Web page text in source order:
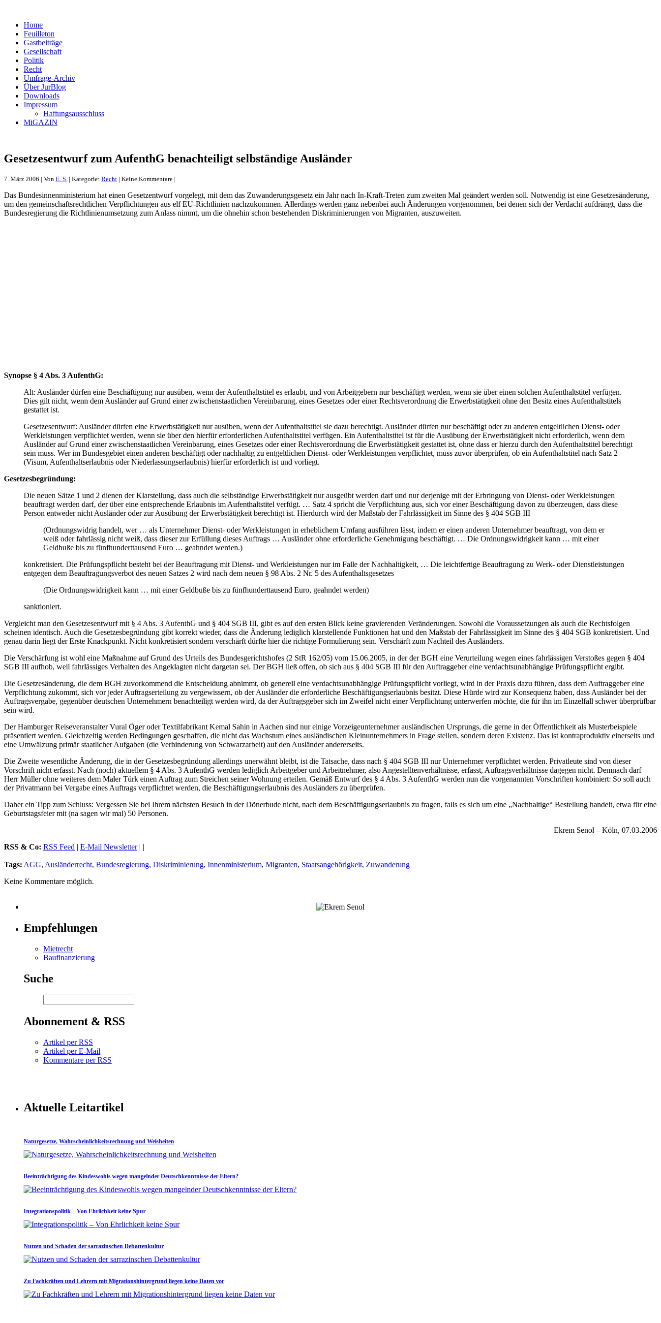
Home
Feuilleton
Gastbeiträge
Gesellschaft
Politik
Recht
Umfrage-Archiv
Über JurBlog
Downloads
Impressum
Haftungsausschluss
MiGAZIN
Gesetzesentwurf zum AufenthG benachteiligt selbständige Ausländer
7. März 2006 | Von E. S. | Kategorie: Recht | Keine Kommentare |
Das Bundesinnenministerium hat einen Gesetzentwurf vorgelegt, mit dem das Zuwanderungsgesetz ein Jahr nach In-Kraft-Treten zum zweiten Mal geändert werden soll. Notwendig ist eine Gesetzesänderung,
um den gemeinschaftsrechtlichen Verpflichtungen aus elf EU-Richtlinien nachzukommen. Allerdings werden ganz nebenbei auch Änderungen vorgenommen, bei denen sich der Verdacht aufdrängt, dass die
Bundesregierung die Richtlinienumsetzung zum Anlass nimmt, um die ohnehin schon bestehenden Diskriminierungen von Migranten, auszuweiten.
Synopse § 4 Abs. 3 AufenthG:
Alt: Ausländer dürfen eine Beschäftigung nur ausüben, wenn der Aufenthaltstitel es erlaubt, und von Arbeitgebern nur beschäftigt werden, wenn sie über einen solchen Aufenthaltstitel verfügen.
Dies gilt nicht, wenn dem Ausländer auf Grund einer zwischenstaatlichen Vereinbarung, eines Gesetzes oder einer Rechtsverordnung die Erwerbstätigkeit ohne den Besitz eines Aufenthaltstitels
gestattet ist.
Gesetzesentwurf: Ausländer dürfen eine Erwerbstätigkeit nur ausüben, wenn der Aufenthaltstitel sie dazu berechtigt. Ausländer dürfen nur beschäftigt oder zu anderen entgeltlichen Dienst- oder
Werkleistungen verpflichtet werden, wenn sie über den hierfür erforderlichen Aufenthaltstitel verfügen. Ein Aufenthaltstitel ist für die Ausübung der Erwerbstätigkeit nicht erforderlich, wenn dem
Ausländer auf Grund einer zwischenstaatlichen Vereinbarung, eines Gesetzes oder einer Rechtsverordnung die Erwerbstätigkeit gestattet ist, ohne dass er hierzu durch den Aufenthaltstitel berechtigt
sein muss. Wer im Bundesgebiet einen anderen beschäftigt oder nachhaltig zu entgeltlichen Dienst- oder Werkleistungen verpflichtet, muss zuvor überprüfen, ob ein Aufenthaltstitel nach Satz 2
(Visum, Aufenthaltserlaubnis oder Niederlassungserlaubnis) hierfür erforderlich ist und vorliegt.
Gesetzesbegründung:
Die neuen Sätze 1 und 2 dienen der Klarstellung, dass auch die selbständige Erwerbstätigkeit nur ausgeübt werden darf und nur derjenige mit der Erbringung von Dienst- oder Werkleistungen
beauftragt werden darf, der über eine entsprechende Erlaubnis im Aufenthaltstitel verfügt. … Satz 4 spricht die Verpflichtung aus, sich vor einer Beschäftigung davon zu überzeugen, dass diese
Person entweder nicht Ausländer oder zur Ausübung der Erwerbstätigkeit berechtigt ist. Hierdurch wird der Maßstab der Fahrlässigkeit im Sinne des § 404 SGB III
(Ordnungswidrig handelt, wer … als Unternehmer Dienst- oder Werkleistungen in erheblichem Umfang ausführen lässt, indem er einen anderen Unternehmer beauftragt, von dem er
weiß oder fahrlässig nicht weiß, dass dieser zur Erfüllung dieses Auftrags … Ausländer ohne erforderliche Genehmigung beschäftigt. … Die Ordnungswidrigkeit kann … mit einer
Geldbuße bis zu fünfhunderttausend Euro … geahndet werden.)
konkretisiert. Die Prüfungspflicht besteht bei der Beauftragung mit Dienst- und Werkleistungen nur im Falle der Nachhaltigkeit, … Die leichtfertige Beauftragung zu Werk- oder Dienstleistungen
entgegen dem Beauftragungsverbot des neuen Satzes 2 wird nach dem neuen § 98 Abs. 2 Nr. 5 des Aufenthaltsgesetzes
(Die Ordnungswidrigkeit kann … mit einer Geldbuße bis zu fünfhunderttausend Euro, geahndet werden)
sanktioniert.
Vergleicht man den Gesetzesentwurf mit § 4 Abs. 3 AufenthG und § 404 SGB III, gibt es auf den ersten Blick keine gravierenden Veränderungen. Sowohl die Voraussetzungen als auch die Rechtsfolgen
scheinen identisch. Auch die Gesetzesbegründung gibt korrekt wieder, dass die Änderung lediglich klarstellende Funktionen hat und den Maßstab der Fahrlässigkeit im Sinne des § 404 SGB konkretisiert. Und
genau darin liegt der Erste Knackpunkt. Nicht konkretisiert sondern verschärft dürfte hier die richtige Formulierung sein. Verschärft zum Nachteil des Ausländers.
Die Verschärfung ist wohl eine Maßnahme auf Grund des Urteils des Bundesgerichtshofes (2 StR 162/05) vom 15.06.2005, in der der BGH eine Verurteilung wegen eines fahrlässigen Verstoßes gegen § 404
SGB III aufhob, weil fahrlässiges Verhalten des Angeklagten nicht dargetan sei. Der BGH ließ offen, ob sich aus § 404 SGB III für den Auftraggeber eine verdachtsunabhängige Prüfungspflicht ergibt.
Die Gesetzesänderung, die dem BGH zuvorkommend die Entscheidung abnimmt, ob generell eine verdachtsunabhängige Prüfungspflicht vorliegt, wird in der Praxis dazu führen, dass dem Auftraggeber eine
Verpflichtung zukommt, sich vor jeder Auftragserteilung zu vergewissern, ob der Ausländer die erforderliche Beschäftigungserlaubnis besitzt. Diese Hürde wird zur Konsequenz haben, dass Ausländer bei der
Auftragsvergabe, gegenüber deutschen Unternehmern benachteiligt werden wird, da der Auftragsgeber sich im Zweifel nicht einer Verpflichtung unterwerfen möchte, die für ihn im Einzelfall schwer überprüfbar
sein wird.
Der Hamburger Reiseveranstalter Vural Öger oder Textilfabrikant Kemal Sahin in Aachen sind nur einige Vorzeigeunternehmer ausländischen Ursprungs, die gerne in der Öffentlichkeit als Musterbeispiele
präsentiert werden. Gleichzeitig werden Bedingungen geschaffen, die nicht das Wachstum eines ausländischen Kleinunternehmers in Frage stellen, sondern deren Existenz. Das ist kontraproduktiv einerseits und
eine Umwälzung primär staatlicher Aufgaben (die Verhinderung von Schwarzarbeit) auf den Ausländer andererseits.
Die Zweite wesentliche Änderung, die in der Gesetzesbegründung allerdings unerwähnt bleibt, ist die Tatsache, dass nach § 404 SGB III nur Unternehmer verpflichtet werden. Privatleute sind von dieser
Vorschrift nicht erfasst. Nach (noch) aktuellem § 4 Abs. 3 AufenthG werden lediglich Arbeitgeber und Arbeitnehmer, also Angestelltenverhältnisse, erfasst, Auftragsverhältnisse dagegen nicht. Demnach darf
Herr Müller ohne weiteres dem Maler Türk einen Auftrag zum Streichen seiner Wohnung erteilen. Gemäß Entwurf des § 4 Abs. 3 AufenthG werden nun die vorgenannten Vorschriften kombiniert: So soll auch
der Privatmann bei Vergabe eines Auftrags verpflichtet werden, die Beschäftigungserlaubnis des Ausländers zu überprüfen.
Daher ein Tipp zum Schluss: Vergessen Sie bei Ihrem nächsten Besuch in der Dönerbude nicht, nach dem Beschäftigungserlaubnis zu fragen, falls es sich um eine „Nachhaltige“ Bestellung handelt, etwa für eine
Geburtstagsfeier mit (na sagen wir mal) 50 Personen.
Ekrem Senol – Köln, 07.03.2006
RSS & Co: RSS Feed | E-Mail Newsletter| |
Tags: AGG, Ausländerrecht, Bundesregierung, Diskriminierung, Innenministerium, Migranten, Staatsangehörigkeit, Zuwanderung
Keine Kommentare möglich.
Empfehlungen
Mietrecht
Baufinanzierung
Suche
Abonnement & RSS
Artikel per RSS
Artikel per E-Mail
Kommentare per RSS
Aktuelle Leitartikel
Naturgesetze, Wahrscheinlichkeitsrechnung und Weisheiten
Beeinträchtigung des Kindeswohls wegen mangelnder Deutschkenntnisse der Eltern?
Integrationspolitik – Von Ehrlichkeit keine Spur
Nutzen und Schaden der sarrazinschen Debattenkultur
Zu Fachkräften und Lehrern mit Migrationshintergrund liegen keine Daten vor